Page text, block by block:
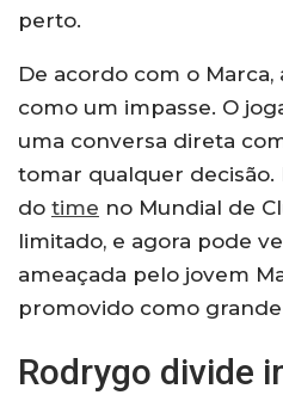
perto.
De acordo com o Marca,
como um impasse. O
uma conversa direta
tomar qualquer
do time no Mundial de
limitado, e agora pode
ameaçada pelo jovem
promovido como
Rodrygo divide